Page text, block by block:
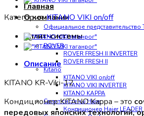
Главная
О компании
Официальное представительство
Сплит-системы
ROVER
ROVER FRESH II INVERTER
ROVER FRESH II
Kitano
KITANO VIKI on/off
KITANO VIKI INVERTER
KITANO KAPPA
Сплит системы Haier
Кондиционер Haier LEADER
Категория:KITANO VIKI on/off
Описание
KITANO KR-Viki-12
Кондиционер KITANO Kappa – это
передовых японских технологий,